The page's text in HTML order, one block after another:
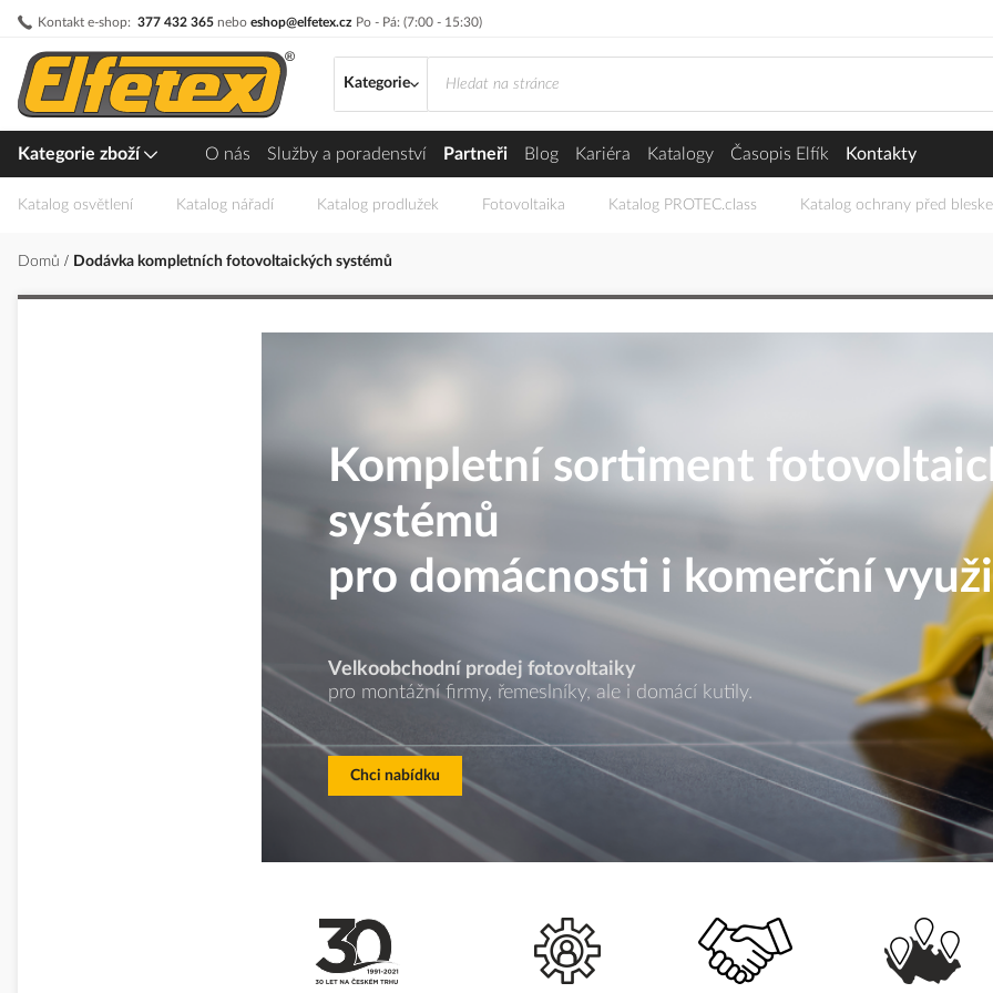
Kontakt e-shop: 377 432 365 nebo eshop@elfetex.cz Po - Pá: (7:00 - 15:30)
Přejít
obsah
Kategorie
Kategorie zboží O nás Služby a poradenství Partneři Blog Kariéra Katalogy Časopis Elfík Kontakty
Katalog osvětlení Katalog nářadí Katalog prodlužek Fotovoltaika Katalog PROTEC.class Katalog ochrany před
Domů Dodávka kompletních fotovoltaických systémů
Kompletní sortiment
systémů
pro domácnosti i komerční
Velkoobchodní prodej fotovoltaiky
pro montážní firmy, řemeslníky, ale i domácí kutily.
Chci nabídku